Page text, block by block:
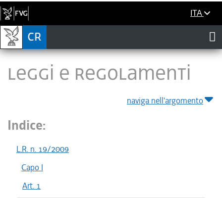
ITA
LEGGI E REGOLAMENTI
naviga nell'argomento
Indice:
L.R. n. 19/2009
Capo I
Art. 1